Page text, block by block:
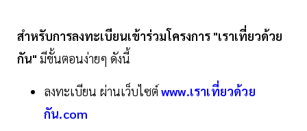
สำหรับการลงทะเบียนเข้าร่วมโครงการ "เราเที่ยวด้วย
กัน" มีขั้นตอนง่ายๆ ดังนี้
ลงทะเบียน ผ่านเว็บไซต์ www.เราเที่ยวด้วย
กัน.com